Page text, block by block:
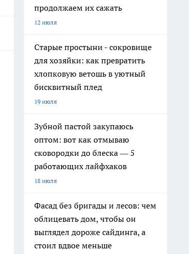
продолжаем их сажать
12 июля
Старые простыни - сокровище
для хозяйки: как превратить
хлопковую ветошь в уютный
бисквитный плед
19 июля
Зубной пастой закупаюсь
оптом: вот как отмываю
сковородки до блеска — 5
работающих лайфхаков
18 июля
Фасад без бригады и лесов: чем
облицевать дом, чтобы он
выглядел дороже сайдинга, а
стоил вдвое меньше